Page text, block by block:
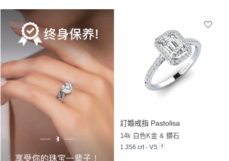
訂婚戒指 Pastolisa
14k 白色K金 & 鑽石
1.356 crt - VS